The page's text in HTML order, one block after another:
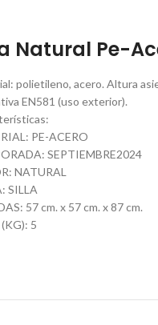
Natural Pe-
polietileno, acero. Altura
EN581 (uso exterior).
PE-ACERO
SEPTIEMBRE2024
NATURAL
SILLA
57 cm. x 57 cm. x 87 cm.
5